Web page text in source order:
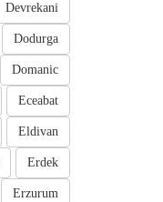
Devrekani
Dodurga
Domanic
Eceabat
Eldivan
Erdek
Erzurum